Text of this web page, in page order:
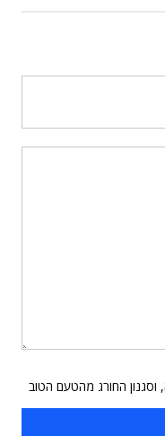
וסגנון החורג מהטעם הטוב